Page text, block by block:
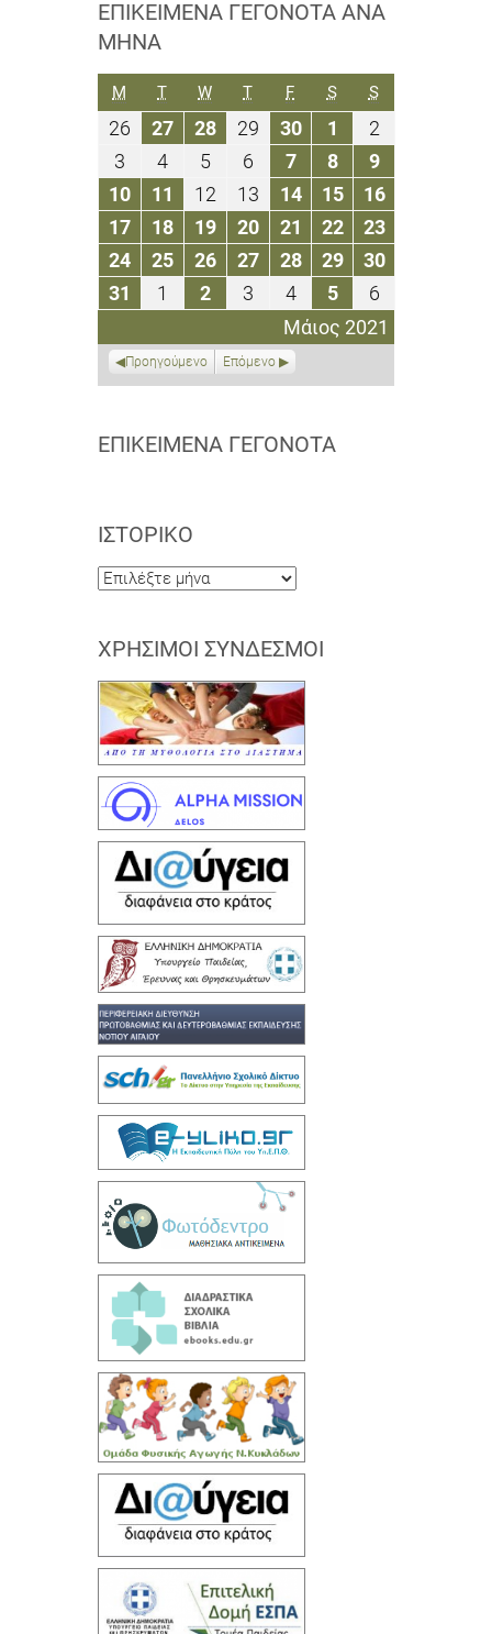
ΕΠΙΚΕΊΜΕΝΑ ΓΕΓΟΝΌΤΑ ΑΝΆ
ΜΉΝΑ
Μάιος 2021
M ΔΕΥΤΈΡΑ
TΤΡΊΤΗ
WΤΕΤΆΡΤΗ
TΠΈΜΠΤΗ
FΠΑΡΑΣΚΕΥΉ
SΣΆΒΒΑΤΟ
SΚΥΡΙΑΚΉ
26
Απριλίου
2021
2727
Απριλίου
2021
2828
Απριλίου
2021
29
Απριλίου
2021
3030
Απριλίου
2021
1
Μαΐου
2021
22
Μαΐου
2021
3
Μαΐου
2021
44
Μαΐου
2021
55
Μαΐου
2021
6
Μαΐου
2021
77
Μαΐου
2021
88
Μαΐου
2021
99
Μαΐου
2021
1010
Μαΐου
2021
11
Μαΐου
2021
12
Μαΐου
2021
13
Μαΐου
2021
1414
Μαΐου
2021
1515
Μαΐου
2021
1616
Μαΐου
2021
1717
Μαΐου
2021
1818
Μαΐου
2021
1919
Μαΐου
2021
2020
Μαΐου
2021
21 21
Μαΐου
2021
2222
Μαΐου
2021
2323
Μαΐου
2021
2424
Μαΐου
2021
2525
Μαΐου
2021
2626
Μαΐου
2021
2727
Μαΐου
2021
2828
Μαΐου
2021
2929
Μαΐου
2021
3030
Μαΐου
2021
31
Μαΐου
1
Ιουνίου
22
Ιουνίου
3
Ιουνίου
2021
44
Ιουνίου
2021
55
Ιουνίου
2021
66
Ιουνίου
2021
Προηγούμενο Επόμενο
ΕΠΙΚΕΊΜΕΝΑ ΓΕΓΟΝΌΤΑ
ΙΣΤΟΡΙΚΌ
Ιστορικό
ΧΡΉΣΙΜΟΙ ΣΎΝΔΕΣΜΟΙ